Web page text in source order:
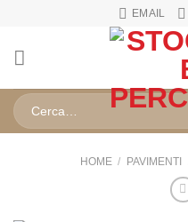
contenuti
EMAIL
Cerca:
HOME / PAVIMENTI